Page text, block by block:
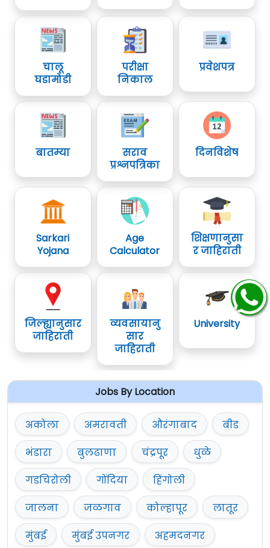
चालू
घडामोडी
परीक्षा
निकाल
प्रवेशपत्र
बातम्या
सराव
प्रश्नपत्रिका
दिनविशेष
Sarkari
Yojana
Age
Calculator
शिक्षणानुसा
र जाहिराती
जिल्ह्यानुसार
जाहिराती
व्यवसायानु
सार
जाहिराती
University
Jobs By Location
अकोला अमरावती औरंगाबाद
बीड
भंडारा
बुलढाणा चंद्रपूर
धुळे
गडचिरोली
गोंदिया
हिंगोली
जालना
जळगाव कोल्हापूर
लातूर
मुंबई
मुंबई उपनगर
अहमदनगर